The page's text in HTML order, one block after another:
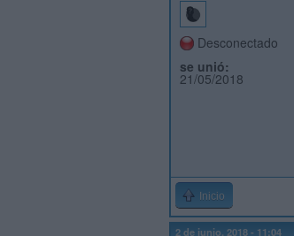
Desconectado
se unió:
21/05/2018
Inicio
2 de junio, 2018 - 11:04